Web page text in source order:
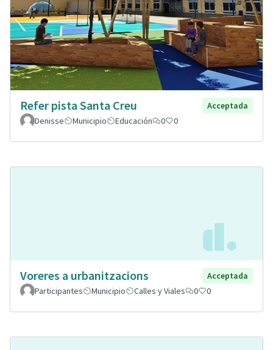
Refer pista Santa Creu
Acceptada
Denisse
Municipio Educación 0 0
Voreres a urbanitzacions
Acceptada
Participantes
Municipio Calles y Viales 0 0